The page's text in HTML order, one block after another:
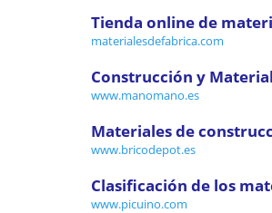
Tienda online de
materialesdefabrica.com
Construcción y
www.manomano.es
Materiales de
www.bricodepot.es
Clasificación de los
www.picuino.com